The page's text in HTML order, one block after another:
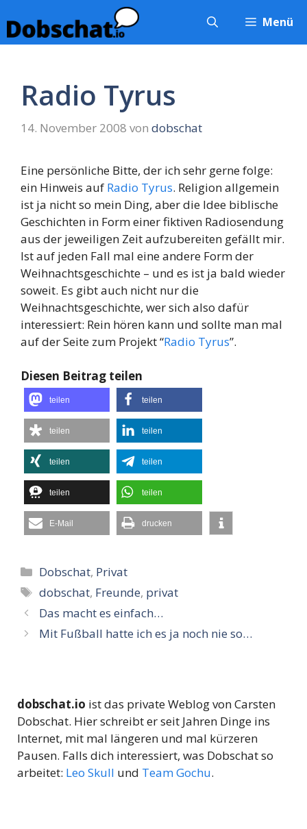
Inhalt
springen
Menü
Radio Tyrus
14. November 2008 von dobschat
Eine persönliche Bitte, der ich sehr gerne folge:
ein Hinweis auf Radio Tyrus. Religion allgemein
ist ja nicht so mein Ding, aber die Idee biblische
Geschichten in Form einer fiktiven Radiosendung
aus der jeweiligen Zeit aufzubereiten gefällt mir.
Ist auf jeden Fall mal eine andere Form der
Weihnachtsgeschichte – und es ist ja bald wieder
soweit. Es gibt auch nicht nur die
Weihnachtsgeschichte, wer sich also dafür
interessiert: Rein hören kann und sollte man mal
auf der Seite zum Projekt “Radio Tyrus”.
Diesen Beitrag teilen
teilen teilen
teilen teilen
teilen teilen
teilen teilen
E-Mail drucken
Kategorien
Dobschat, Privat
Schlagwörter
dobschat, Freunde, privat
Das macht es einfach…
Mit Fußball hatte ich es ja noch nie so…
dobschat.io ist das private Weblog von Carsten
Dobschat. Hier schreibt er seit Jahren Dinge ins
Internet, mit mal längeren und mal kürzeren
Pausen. Falls dich interessiert, was Dobschat so
arbeitet: Leo Skull und Team Gochu.